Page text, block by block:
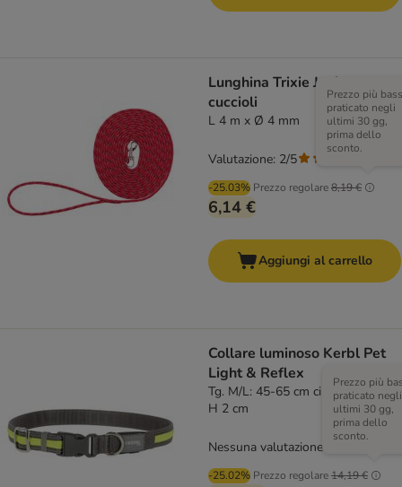
Lunghina Trixie Junior per
cuccioli
L 4 m x Ø 4 mm
-25.03% Prezzo regolare8,19 €
Prezzo più
praticato negli
ultimi 30 gg,
prima dello
sconto.
6,14 €
Valutazione: 2/5
Aggiungi al carrello
Collare luminoso Kerbl Pet
Light & Reflex
Tg. M/L: 45-65 cm circonferenza x
H 2 cm
-25.02% Prezzo regolare14,19 €
Prezzo più
praticato negli
ultimi 30 gg,
prima dello
sconto.
Nessuna valutazione